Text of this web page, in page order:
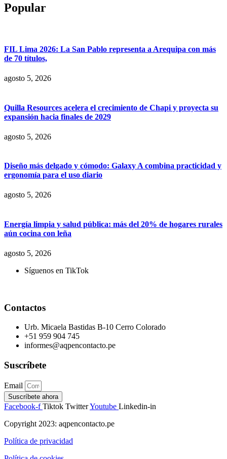
Popular
FIL Lima 2026: La San Pablo representa a Arequipa con más
de 70 títulos,
agosto 5, 2026
Quilla Resources acelera el crecimiento de Chapi y proyecta su
expansión hacia finales de 2029
agosto 5, 2026
Diseño más delgado y cómodo: Galaxy A combina practicidad y
ergonomía para el uso diario
agosto 5, 2026
Energía limpia y salud pública: más del 20% de hogares rurales
aún cocina con leña
agosto 5, 2026
Síguenos en TikTok
Contactos
Urb. Micaela Bastidas B-10 Cerro Colorado
+51 959 904 745
informes@aqpencontacto.pe
Suscríbete
Email
Suscríbete ahora
Facebook-f Tiktok TwitterYoutube Linkedin-in
Copyright 2023: aqpencontacto.pe
Política de privacidad